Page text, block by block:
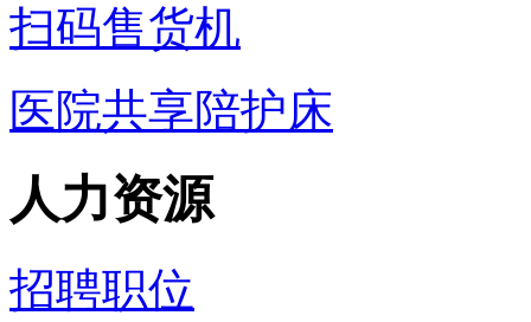
扫码售货机
医院共享陪护床
人力资源
招聘职位